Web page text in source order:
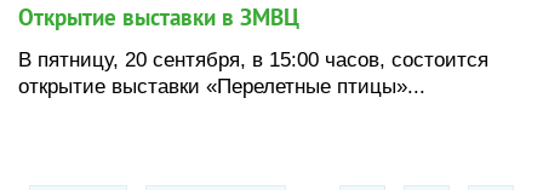
Открытие выставки в ЗМВЦ
В пятницу, 20 сентября, в 15:00 часов, состоится
открытие выставки «Перелетные птицы»...